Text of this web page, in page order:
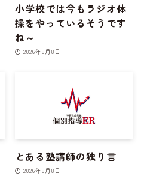
小学校では今もラジオ体
操をやっているそうです
ね～
2026年8月8日
とある塾講師の独り言
2026年8月8日